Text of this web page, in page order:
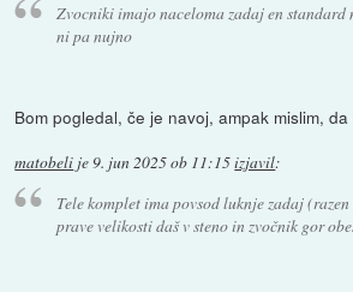
Zvocniki imajo naceloma zadaj en standard
ni pa nujno
Bom pogledal, če je navoj, ampak mislim, da
matobeli je9. jun 2025 ob 11:15izjavil:
Tele komplet ima povsod luknje zadaj
prave velikosti daš v steno in zvočnik gor